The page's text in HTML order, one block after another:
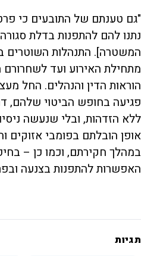
"גם טענתם של התובעים כי
נתנו להם להתפנות בדלת
המשטרה]. התנהלות השוטרים
מתחילת האירוע ועד לשחרורם
הוראות הדין והנהלים. החל
פגיעה בחופש הביטוי שלהם,
ללא הזדהות, ובלי שנעשה
אופן הובלתם בפומבי אזוקים
במהלך חקירתם, וכמו כן –
האפשרות להתפנות בצנעה
תגיות